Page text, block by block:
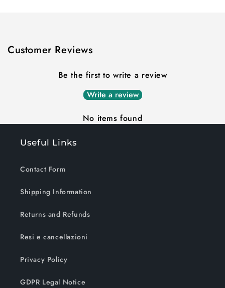
Customer Reviews
Be the first to write a review
Write a review
No items found
Useful Links
Contact Form
Shipping Information
Returns and Refunds
Resi e cancellazioni
Privacy Policy
GDPR Legal Notice